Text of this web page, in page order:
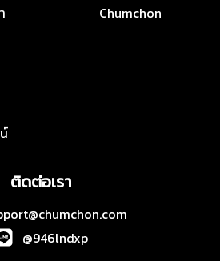
Chumchon
ติดต่อเรา
@946lndxp